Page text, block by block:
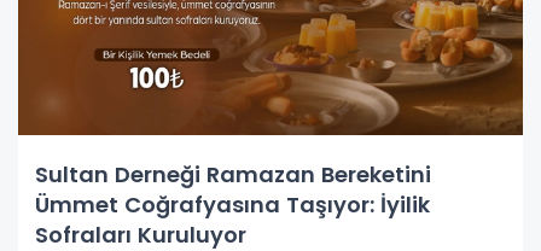
Sultan Derneği Ramazan Bereketini
Ümmet Coğrafyasına Taşıyor: İyilik
Sofraları Kuruluyor